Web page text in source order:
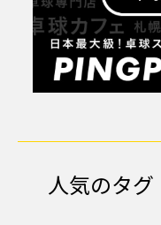
人気のタグ